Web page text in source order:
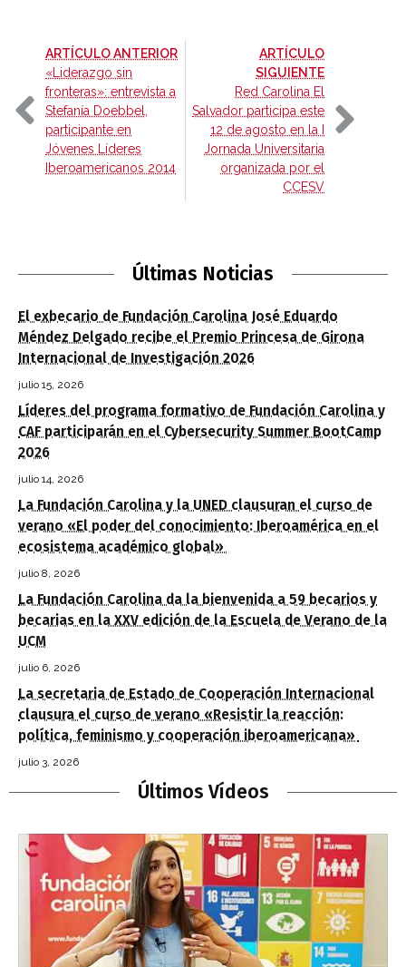
ARTÍCULO ANTERIOR-
«Liderazgo sin
fronteras»: entrevista a
Stefanía Doebbel,
participante en
Jóvenes Líderes
Iberoamericanos 2014
ARTÍCULO
SIGUIENTE-
Red Carolina El
Salvador participa este
12 de agosto en la I
Jornada Universitaria
organizada por el
CCESV
Últimas Noticias
El exbecario de Fundación Carolina José Eduardo
Méndez Delgado recibe el Premio Princesa de Girona
Internacional de Investigación 2026
julio 15, 2026
Líderes del programa formativo de Fundación Carolina y
CAF participarán en el Cybersecurity Summer BootCamp
2026
julio 14, 2026
La Fundación Carolina y la UNED clausuran el curso de
verano «El poder del conocimiento: Iberoamérica en el
ecosistema académico global»
julio 8, 2026
La Fundación Carolina da la bienvenida a 59 becarios y
becarias en la XXV edición de la Escuela de Verano de la
UCM
julio 6, 2026
La secretaria de Estado de Cooperación Internacional
clausura el curso de verano «Resistir la reacción:
política, feminismo y cooperación iberoamericana»
julio 3, 2026
Últimos Vídeos